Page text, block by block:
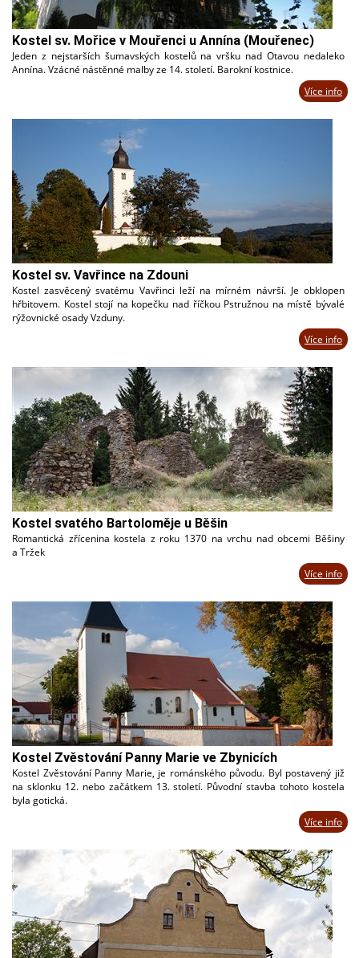
Kostel sv. Mořice v Mouřenci u Annína (Mouřenec)
Jeden z nejstarších šumavských kostelů na vršku nad Otavou nedaleko
Annína. Vzácné nástěnné malby ze 14. století. Barokní kostnice.
Více info
Kostel sv. Vavřince na Zdouni
Kostel zasvěcený svatému Vavřinci leží na mírném návrší. Je obklopen
hřbitovem. Kostel stojí na kopečku nad říčkou Pstružnou na místě bývalé
rýžovnické osady Vzduny.
Více info
Kostel svatého Bartoloměje u Běšin
Romantická zřícenina kostela z roku 1370 na vrchu nad obcemi Běšiny
a Tržek
Více info
Kostel Zvěstování Panny Marie ve Zbynicích
Kostel Zvěstování Panny Marie, je románského původu. Byl postavený již
na sklonku 12. nebo začátkem 13. století. Původní stavba tohoto kostela
byla gotická.
Více info